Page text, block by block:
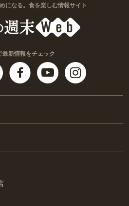
になる。食を楽しむ情報サイト
最新情報をチェック